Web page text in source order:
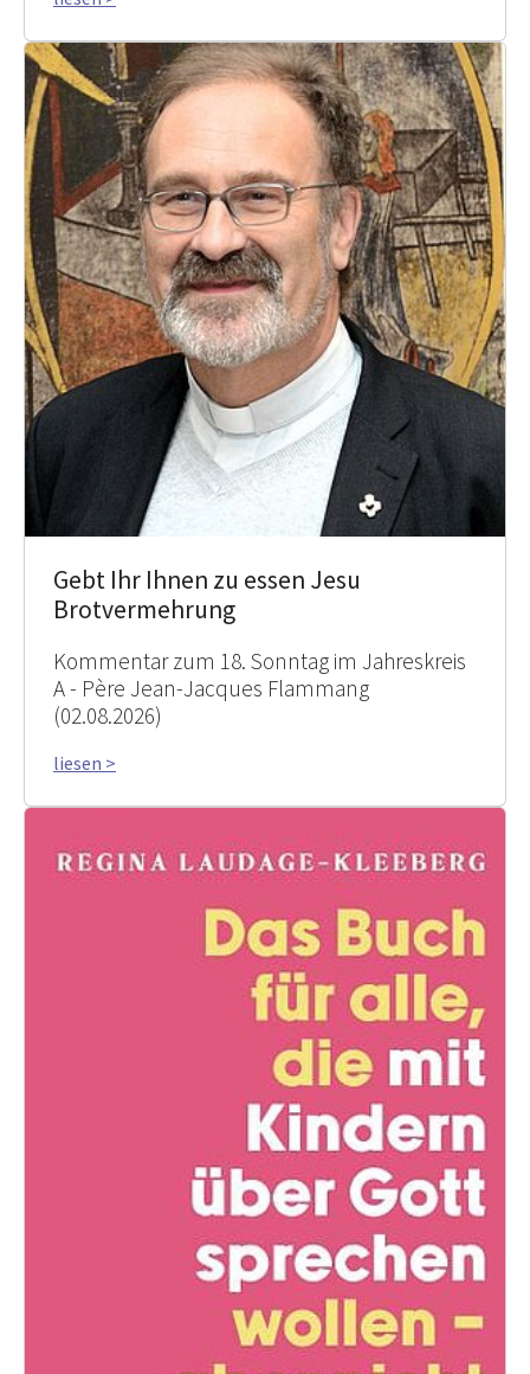
Gebt Ihr Ihnen zu essen Jesu
Brotvermehrung
Kommentar zum 18. Sonntag im Jahreskreis
A - Père Jean-Jacques Flammang
(02.08.2026)
liesen >